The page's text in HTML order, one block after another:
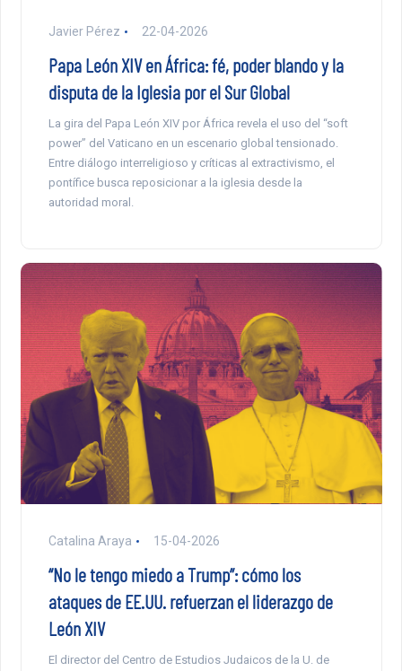
Javier Pérez 22-04-2026
Papa León XIV en África: fé, poder blando y la
disputa de la Iglesia por el Sur Global
La gira del Papa León XIV por África revela el uso del “soft
power” del Vaticano en un escenario global tensionado.
Entre diálogo interreligioso y críticas al extractivismo, el
pontífice busca reposicionar a la iglesia desde la
autoridad moral.
Catalina Araya 15-04-2026
“No le tengo miedo a Trump”: cómo los
ataques de EE.UU. refuerzan el liderazgo de
León XIV
El director del Centro de Estudios Judaicos de la U. de